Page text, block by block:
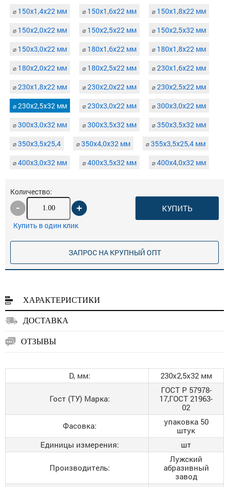
⌀ 150х1,4х22 мм ⌀ 150х1,6х22 мм ⌀ 150х1,8х22 мм
⌀ 150х2,0х22 мм ⌀ 150х2,5х22 мм ⌀ 150х2,5х32 мм
⌀ 150х3,0х22 мм ⌀ 180х1,6х22 мм ⌀ 180х1,8х22 мм
⌀ 180х2,0х22 мм ⌀ 180х2,5х22 мм ⌀230х1,6х22 мм
⌀230х1,8х22 мм ⌀230х2,0х22 мм ⌀230х2,5х22 мм
⌀230х2,5х32 мм ⌀230х3,0х22 мм ⌀300х3,0х22 мм
⌀300х3,0х32 мм ⌀300х3,5х32 мм ⌀350х3,5х32 мм
⌀350х3,5х25,4 ⌀350х4,0х32 мм ⌀355х3,5х25,4 мм
⌀400х3,0х32 мм ⌀400х3,5х32 мм ⌀400х4,0х32 мм
Количество:
КУПИТЬ
Купить в один клик
ЗАПРОС НА КРУПНЫЙ ОПТ
ХАРАКТЕРИСТИКИ
ДОСТАВКА
ОТЗЫВЫ
D, мм: 230х2,5х32 мм
Гост (ТУ) Марка:
ГОСТ Р 57978-
17,ГОСТ 21963-
02
Фасовка:
упаковка 50
штук
Единицы измерения:
шт
Производитель:
Лужский
абразивный
завод